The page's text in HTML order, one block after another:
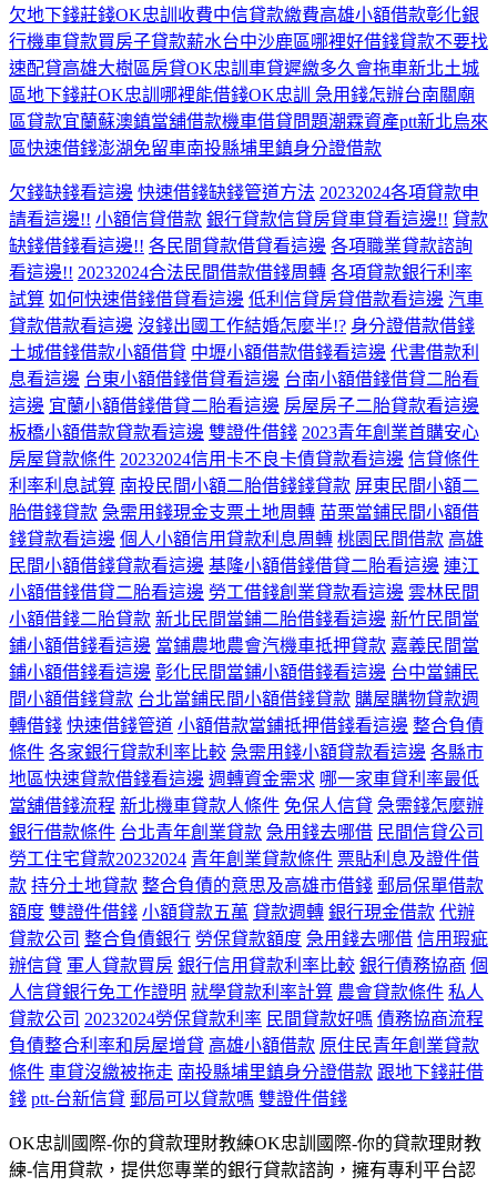
欠地下錢莊錢OK忠訓收費中信貸款繳費高雄小額借款彰化銀
行機車貸款買房子貸款薪水台中沙鹿區哪裡好借錢貸款不要找
速配貸高雄大樹區房貸OK忠訓 車貸遲繳多久會拖車新北土城
區地下錢莊OK忠訓哪裡能借錢OK忠訓 急用錢怎辦台南關廟
區貸款宜蘭蘇澳鎮當舖借款機車借貸問題潮霖資產ptt新北烏來
區快速借錢澎湖免留車南投縣埔里鎮身分證借款
欠錢缺錢看這邊 快速借錢缺錢管道方法 20232024各項貸款申
請看這邊!! 小額信貸借款 銀行貸款信貸房貸車貸看這邊!! 貸款
缺錢借錢看這邊!! 各民間貸款借貸看這邊 各項職業貸款諮詢
看這邊!! 20232024合法民間借款借錢周轉 各項貸款銀行利率
試算 如何快速借錢借貸看這邊 低利信貸房貸借款看這邊 汽車
貸款借款看這邊 沒錢出國工作結婚怎麼半!? 身分證借款借錢
土城借錢借款小額借貸 中壢小額借款借錢看這邊 代書借款利
息看這邊 台東小額借錢借貸看這邊 台南小額借錢借貸二胎看
這邊 宜蘭小額借錢借貸二胎看這邊 房屋房子二胎貸款看這邊
板橋小額借款貸款看這邊 雙證件借錢 2023青年創業首購安心
房屋貸款條件 20232024信用卡不良卡債貸款看這邊 信貸條件
利率利息試算 南投民間小額二胎借錢錢貸款 屏東民間小額二
胎借錢貸款 急需用錢現金支票土地周轉 苗栗當鋪民間小額借
錢貸款看這邊 個人小額信用貸款利息周轉 桃園民間借款 高雄
民間小額借錢貸款看這邊 基隆小額借錢借貸二胎看這邊 連江
小額借錢借貸二胎看這邊 勞工借錢創業貸款看這邊 雲林民間
小額借錢二胎貸款 新北民間當鋪二胎借錢看這邊 新竹民間當
鋪小額借錢看這邊 當鋪農地農會汽機車抵押貸款 嘉義民間當
鋪小額借錢看這邊 彰化民間當鋪小額借錢看這邊 台中當鋪民
間小額借錢貸款 台北當鋪民間小額借錢貸款 購屋購物貸款週
轉借錢 快速借錢管道 小額借款當鋪抵押借錢看這邊 整合負債
條件 各家銀行貸款利率比較 急需用錢小額貸款看這邊 各縣市
地區快速貸款借錢看這邊 週轉資金需求 哪一家車貸利率最低
當舖借錢流程 新北機車貸款人條件 免保人信貸 急需錢怎麼辦
銀行借款條件 台北青年創業貸款 急用錢去哪借 民間信貸公司
勞工住宅貸款20232024 青年創業貸款條件 票貼利息及證件借
款 持分土地貸款 整合負債的意思及高雄市借錢 郵局保單借款
額度 雙證件借錢 小額貸款五萬 貸款週轉 銀行現金借款 代辦
貸款公司 整合負債銀行 勞保貸款額度 急用錢去哪借 信用瑕疵
辦信貸 軍人貸款買房 銀行信用貸款利率比較 銀行債務協商 個
人信貸銀行免工作證明 就學貸款利率計算 農會貸款條件 私人
貸款公司 20232024勞保貸款利率 民間貸款好嗎 債務協商流程
負債整合利率和房屋增貸 高雄小額借款 原住民青年創業貸款
條件 車貸沒繳被拖走 南投縣埔里鎮身分證借款 跟地下錢莊借
錢 ptt-台新信貸 郵局可以貸款嗎 雙證件借錢
OK忠訓國際-你的貸款理財教練OK忠訓國際-你的貸款理財教
練-信用貸款，提供您專業的銀行貸款諮詢，擁有專利平台認